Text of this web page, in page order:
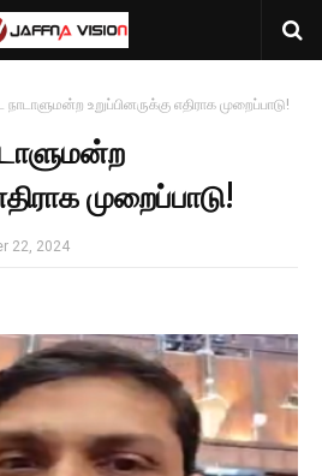
உறுப்பினருக்கு எதிராக முறைப்பாடு!
முறைப்பாடு!
22, 2024